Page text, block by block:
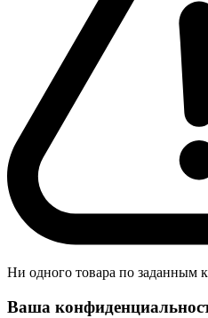
Ни одного товара по заданным
Ваша